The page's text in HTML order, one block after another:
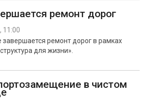
ремонт дорог
11:00
завершается ремонт дорог в рамках
для жизни».
в чистом